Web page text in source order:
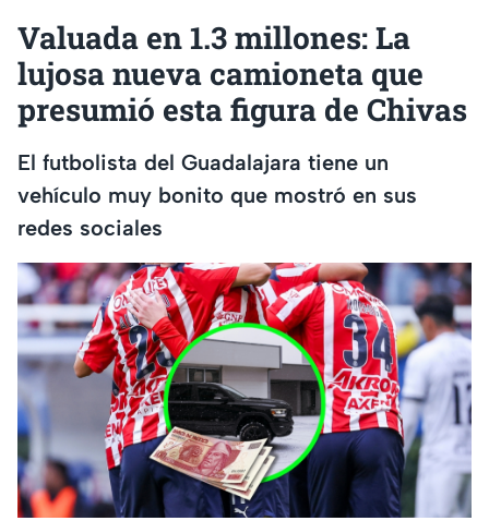
Valuada en 1.3 millones: La
lujosa nueva camioneta que
presumió esta figura de Chivas
El futbolista del Guadalajara tiene un
vehículo muy bonito que mostró en sus
redes sociales